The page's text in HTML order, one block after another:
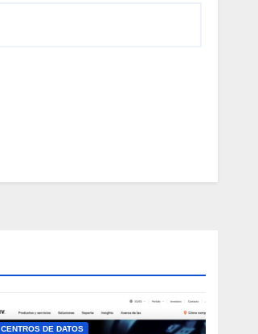
CENTROS DE DATOS